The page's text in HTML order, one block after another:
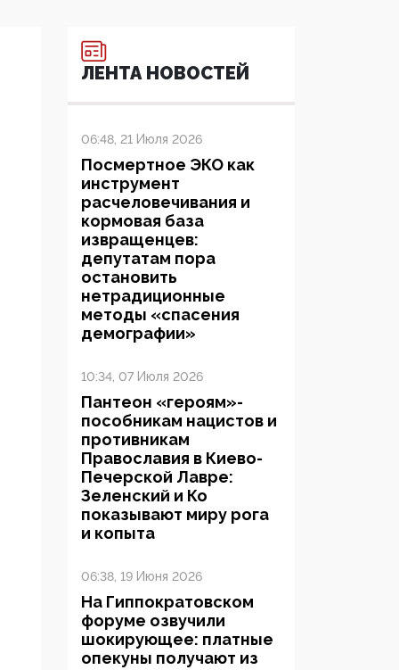
ЛЕНТА НОВОСТЕЙ
06:48, 21 Июля 2026
Посмертное ЭКО как
инструмент
расчеловечивания и
кормовая база
извращенцев:
депутатам пора
остановить
нетрадиционные
методы «спасения
демографии»
10:34, 07 Июля 2026
Пантеон «героям»-
пособникам нацистов и
противникам
Православия в Киево-
Печерской Лавре:
Зеленский и Ко
показывают миру рога
и копыта
06:38, 19 Июня 2026
На Гиппократовском
форуме озвучили
шокирующее: платные
опекуны получают из